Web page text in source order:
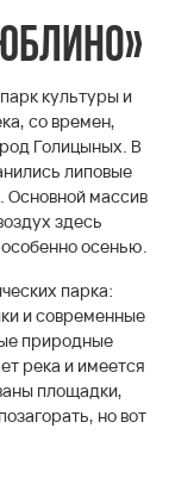
культуры и
со времен,
Голицыных. В
липовые
Основной массив
здесь
осенью.
парка:
и современные
природные
река и имеется
площадки,
но вот